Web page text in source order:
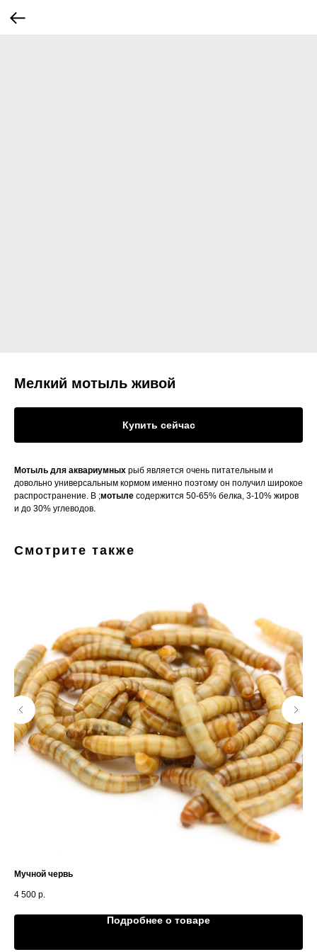
Мелкий мотыль живой
Купить сейчас
Мотыль для аквариумных рыб является очень питательным и
довольно универсальным кормом именно поэтому он получил широкое
распространение. В ;мотыле содержится 50-65% белка, 3-10% жиров
и до 30% углеводов.
Смотрите также
Мучной червь
4 500 р.
Подробнее о товаре